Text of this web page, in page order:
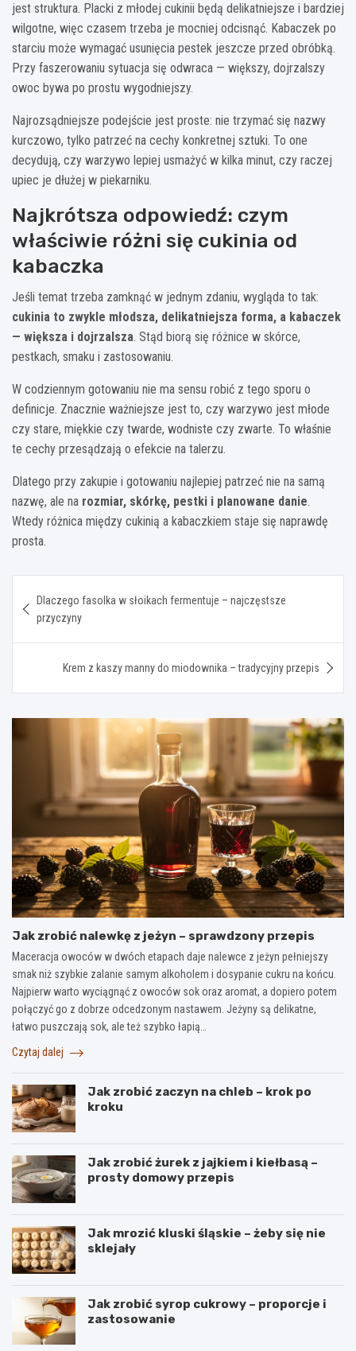
jest struktura. Placki z młodej cukinii będą delikatniejsze i bardziej
wilgotne, więc czasem trzeba je mocniej odcisnąć. Kabaczek po
starciu może wymagać usunięcia pestek jeszcze przed obróbką.
Przy faszerowaniu sytuacja się odwraca — większy, dojrzalszy
owoc bywa po prostu wygodniejszy.
Najrozsądniejsze podejście jest proste: nie trzymać się nazwy
kurczowo, tylko patrzeć na cechy konkretnej sztuki. To one
decydują, czy warzywo lepiej usmażyć w kilka minut, czy raczej
upiec je dłużej w piekarniku.
Najkrótsza odpowiedź: czym
właściwie różni się cukinia od
kabaczka
Jeśli temat trzeba zamknąć w jednym zdaniu, wygląda to tak:
cukinia to zwykle młodsza, delikatniejsza forma, a kabaczek
— większa i dojrzalsza. Stąd biorą się różnice w skórce,
pestkach, smaku i zastosowaniu.
W codziennym gotowaniu nie ma sensu robić z tego sporu o
definicje. Znacznie ważniejsze jest to, czy warzywo jest młode
czy stare, miękkie czy twarde, wodniste czy zwarte. To właśnie
te cechy przesądzają o efekcie na talerzu.
Dlatego przy zakupie i gotowaniu najlepiej patrzeć nie na samą
nazwę, ale na rozmiar, skórkę, pestki i planowane danie.
Wtedy różnica między cukinią a kabaczkiem staje się naprawdę
prosta.
wpisu
Dlaczego fasolka w słoikach fermentuje – najczęstsze
przyczyny
Krem z kaszy manny do miodownika – tradycyjny przepis
Jak zrobić nalewkę z jeżyn – sprawdzony przepis
Maceracja owoców w dwóch etapach daje nalewce z jeżyn pełniejszy
smak niż szybkie zalanie samym alkoholem i dosypanie cukru na końcu.
Najpierw warto wyciągnąć z owoców sok oraz aromat, a dopiero potem
połączyć go z dobrze odcedzonym nastawem. Jeżyny są delikatne,
łatwo puszczają sok, ale też szybko łapią…
Czytaj dalej
Jak zrobić zaczyn na chleb – krok po
kroku
Jak zrobić żurek z jajkiem i kiełbasą –
prosty domowy przepis
Jak mrozić kluski śląskie – żeby się nie
sklejały
Jak zrobić syrop cukrowy – proporcje i
zastosowanie
B
S